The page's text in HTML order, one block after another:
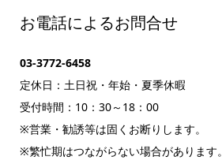
お電話によるお問合せ
03-3772-6458
定休日：土日祝・年始・夏季休暇
受付時間：10：30～18：00
※営業・勧誘等は固くお断りします。
※繁忙期はつながらない場合があります。